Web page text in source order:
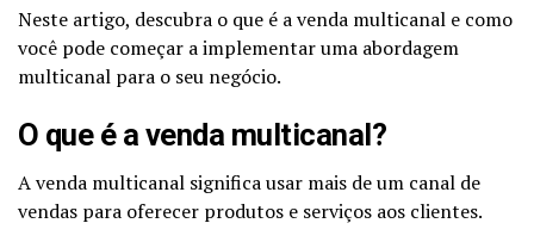
Neste artigo, descubra o que é a venda multicanal e como
você pode começar a implementar uma abordagem
multicanal para o seu negócio.
O que é a venda multicanal?
A venda multicanal significa usar mais de um canal de
vendas para oferecer produtos e serviços aos clientes.